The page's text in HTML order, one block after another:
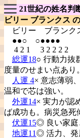
21世紀の姓名判
ビリー ブランクス
ビリー ブランク
●●○ ○●●●●
4 2 1 3 2 2 2 2
総運18○ 行動力抜
度量のせまい点あり。
人運 4× 意志薄弱
温和で芯は強い。
外運14× 実力が認
ば成功も。病災急死
伏運15◎ 良い家庭
地運11◎ 活力、発